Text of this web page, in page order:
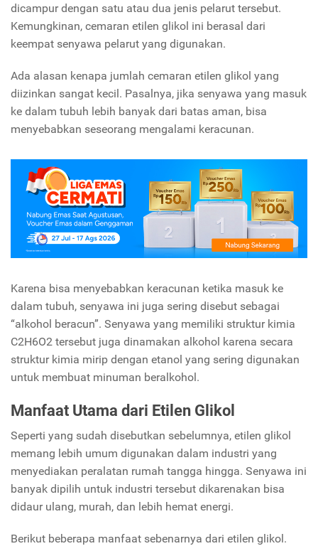
dicampur dengan satu atau dua jenis pelarut tersebut.
Kemungkinan, cemaran etilen glikol ini berasal dari
keempat senyawa pelarut yang digunakan.
Ada alasan kenapa jumlah cemaran etilen glikol yang
diizinkan sangat kecil. Pasalnya, jika senyawa yang masuk
ke dalam tubuh lebih banyak dari batas aman, bisa
menyebabkan seseorang mengalami keracunan.
Karena bisa menyebabkan keracunan ketika masuk ke
dalam tubuh, senyawa ini juga sering disebut sebagai
“alkohol beracun”. Senyawa yang memiliki struktur kimia
C2H6O2 tersebut juga dinamakan alkohol karena secara
struktur kimia mirip dengan etanol yang sering digunakan
untuk membuat minuman beralkohol.
Manfaat Utama dari Etilen Glikol
Seperti yang sudah disebutkan sebelumnya, etilen glikol
memang lebih umum digunakan dalam industri yang
menyediakan peralatan rumah tangga hingga. Senyawa ini
banyak dipilih untuk industri tersebut dikarenakan bisa
didaur ulang, murah, dan lebih hemat energi.
Berikut beberapa manfaat sebenarnya dari etilen glikol.